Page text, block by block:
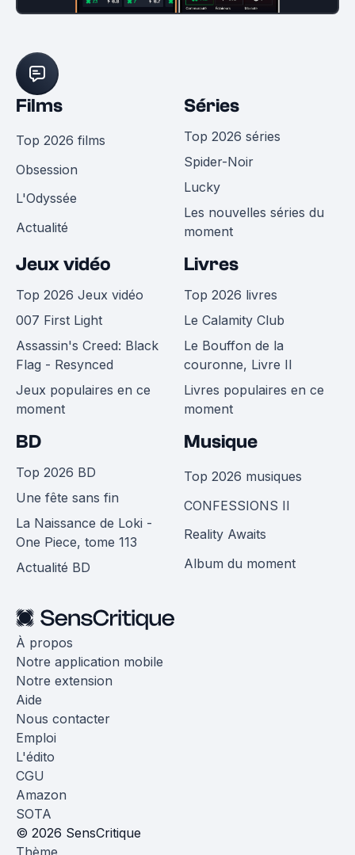
Films
Top 2026 films
Obsession
L'Odyssée
Actualité
Séries
Top 2026 séries
Spider-Noir
Lucky
Les nouvelles séries du
moment
Jeux vidéo
Top 2026 Jeux vidéo
007 First Light
Assassin's Creed: Black
Flag - Resynced
Jeux populaires en ce
moment
Livres
Top 2026 livres
Le Calamity Club
Le Bouffon de la
couronne, Livre II
Livres populaires en ce
moment
BD
Top 2026 BD
Une fête sans fin
La Naissance de Loki -
One Piece, tome 113
Actualité BD
Musique
Top 2026 musiques
CONFESSIONS II
Reality Awaits
Album du moment
À propos
Notre application mobile
Notre extension
Aide
Nous contacter
Emploi
L'édito
CGU
Amazon
SOTA
© 2026 SensCritique
Thème